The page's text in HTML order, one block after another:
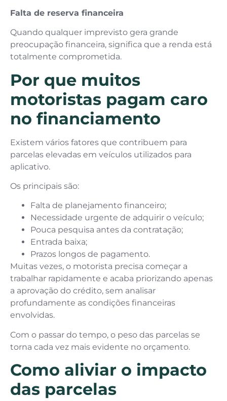
Falta de reserva financeira
Quando qualquer imprevisto gera grande
preocupação financeira, significa que a renda está
totalmente comprometida.
Por que muitos
motoristas pagam caro
no financiamento
Existem vários fatores que contribuem para
parcelas elevadas em veículos utilizados para
aplicativo.
Os principais são:
Falta de planejamento financeiro;
Necessidade urgente de adquirir o veículo;
Pouca pesquisa antes da contratação;
Entrada baixa;
Prazos longos de pagamento.
Muitas vezes, o motorista precisa começar a
trabalhar rapidamente e acaba priorizando apenas
a aprovação do crédito, sem analisar
profundamente as condições financeiras
envolvidas.
Com o passar do tempo, o peso das parcelas se
torna cada vez mais evidente no orçamento.
Como aliviar o impacto
das parcelas